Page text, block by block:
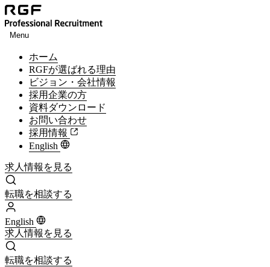
Menu
ホーム
RGFが選ばれる理由
ビジョン・会社情報
採用企業の方
資料ダウンロード
お問い合わせ
採用情報
English
求人情報を見る
求人情報を見る
転職を相談する
転職を相談する
English
求人情報を見る
求人情報を見る
転職を相談する